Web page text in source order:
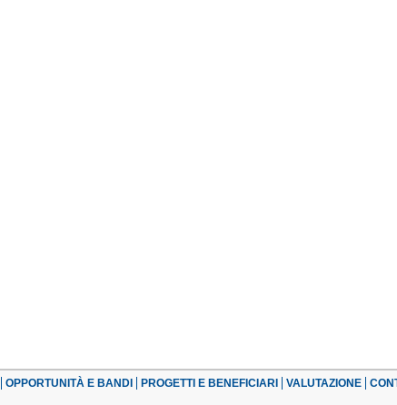
OPPORTUNITÀ E BANDI PROGETTI E BENEFICIARI VALUTAZIONE